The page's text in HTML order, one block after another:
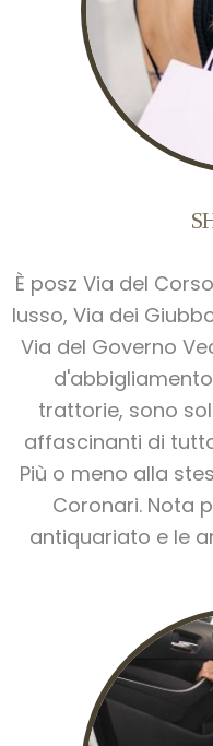
È posz Via del
lusso, Via dei
Via del Governo
trattorie, sono
affascinanti di
Più o meno alla
Coronari. Nota
antiquariato e le